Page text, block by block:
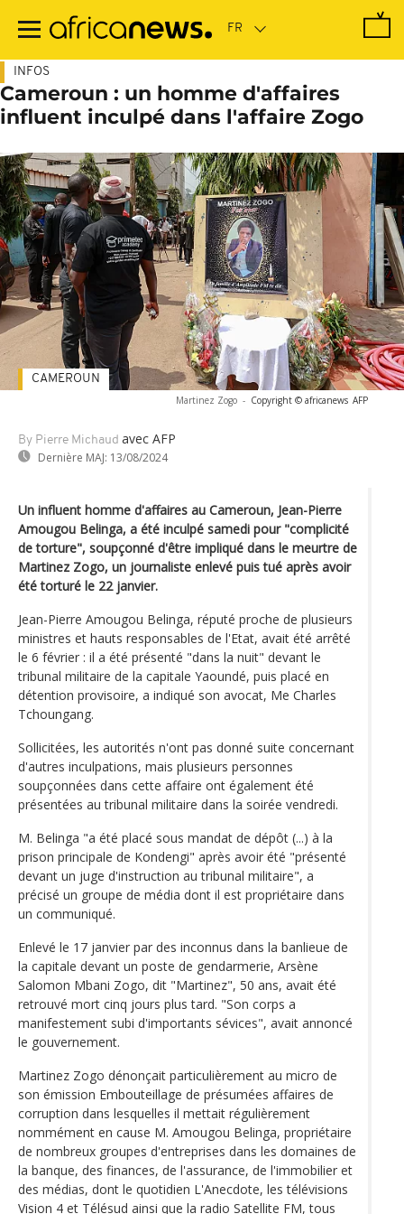
contenu
INFOS
Cameroun : un homme d'affaires
influent inculpé dans l'affaire Zogo
Martinez Zogo - Copyright © africanews AFP
By Pierre Michaud avec AFP
Dernière MAJ: 13/08/2024
CAMEROUN
Un influent homme d'affaires au Cameroun, Jean-Pierre
Amougou Belinga, a été inculpé samedi pour "complicité
de torture", soupçonné d'être impliqué dans le meurtre de
Martinez Zogo, un journaliste enlevé puis tué après avoir
été torturé le 22 janvier.
Jean-Pierre Amougou Belinga, réputé proche de plusieurs
ministres et hauts responsables de l'Etat, avait été arrêté
le 6 février : il a été présenté "dans la nuit" devant le
tribunal militaire de la capitale Yaoundé, puis placé en
détention provisoire, a indiqué son avocat, Me Charles
Tchoungang.
Sollicitées, les autorités n'ont pas donné suite concernant
d'autres inculpations, mais plusieurs personnes
soupçonnées dans cette affaire ont également été
présentées au tribunal militaire dans la soirée vendredi.
M. Belinga "a été placé sous mandat de dépôt (...) à la
prison principale de Kondengi" après avoir été "présenté
devant un juge d'instruction au tribunal militaire", a
précisé un groupe de média dont il est propriétaire dans
un communiqué.
Enlevé le 17 janvier par des inconnus dans la banlieue de
la capitale devant un poste de gendarmerie, Arsène
Salomon Mbani Zogo, dit "Martinez", 50 ans, avait été
retrouvé mort cinq jours plus tard. "Son corps a
manifestement subi d'importants sévices", avait annoncé
le gouvernement.
Martinez Zogo dénonçait particulièrement au micro de
son émission Embouteillage de présumées affaires de
corruption dans lesquelles il mettait régulièrement
nommément en cause M. Amougou Belinga, propriétaire
de nombreux groupes d'entreprises dans les domaines de
la banque, des finances, de l'assurance, de l'immobilier et
des médias, dont le quotidien L'Anecdote, les télévisions
Vision 4 et Télésud ainsi que la radio Satellite FM, tous